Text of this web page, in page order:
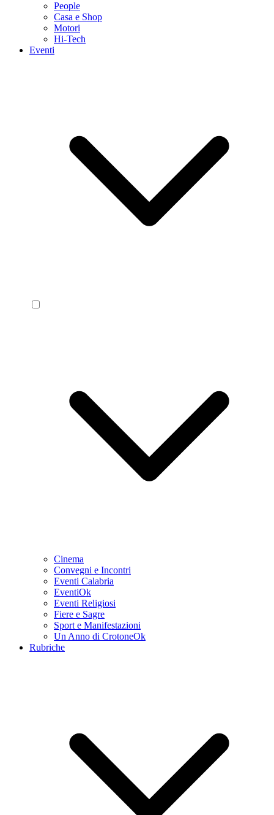
People
Casa e Shop
Motori
Hi-Tech
Eventi
Cinema
Convegni e Incontri
Eventi Calabria
EventiOk
Eventi Religiosi
Fiere e Sagre
Sport e Manifestazioni
Un Anno di CrotoneOk
Rubriche